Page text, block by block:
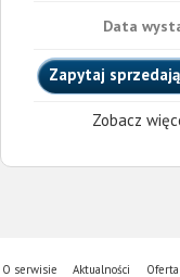
Data
Zapytaj
Zobacz
O serwisie Aktualności Oferta